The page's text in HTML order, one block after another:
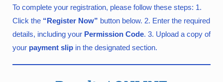
To complete your registration, please follow these steps: 1.
Click the “Register Now” button below. 2. Enter the required
details, including your Permission Code. 3. Upload a copy of
your payment slip in the designated section.